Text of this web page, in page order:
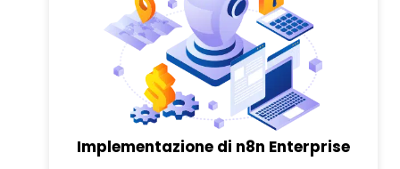
Implementazione di n8n Enterprise